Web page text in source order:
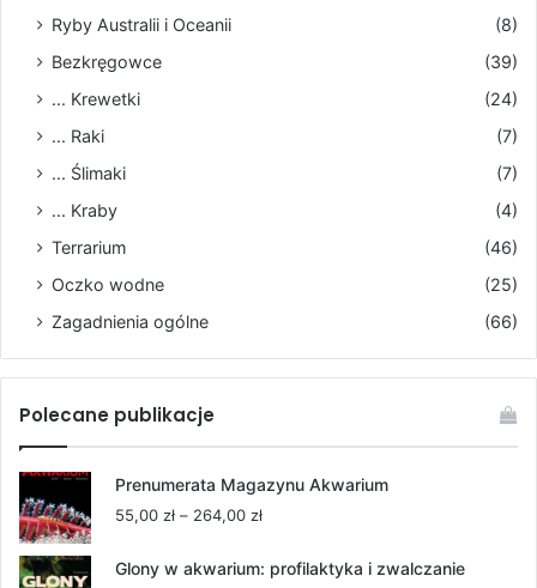
Ryby Australii i Oceanii
(8)
Bezkręgowce
(39)
... Krewetki
(24)
... Raki
(7)
... Ślimaki
(7)
... Kraby
(4)
Terrarium
(46)
Oczko wodne
(25)
Zagadnienia ogólne
(66)
Polecane publikacje
Prenumerata Magazynu Akwarium
55,00 zł – 264,00 złZakres
od
Glony w akwarium: profilaktyka i zwalczanie